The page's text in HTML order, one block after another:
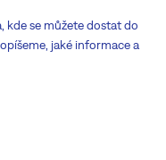
kde se můžete dostat do
jaké informace a